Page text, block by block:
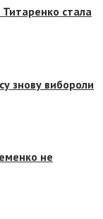
Титаренко стала
знову вибороли
не